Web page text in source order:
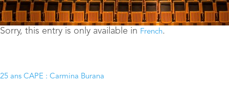
Sorry, this entry is only available in French.
25 ans CAPE : Carmina Burana